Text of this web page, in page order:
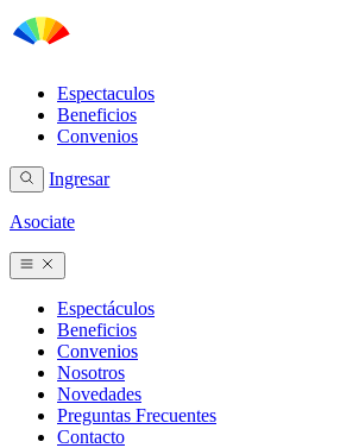
Espectaculos
Beneficios
Convenios
Ingresar
Asociate
Espectáculos
Beneficios
Convenios
Nosotros
Novedades
Preguntas Frecuentes
Contacto